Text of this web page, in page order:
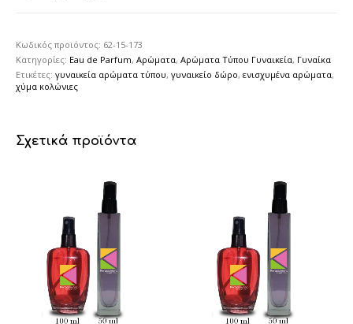
Κωδικός προϊόντος: 62-15-173
Κατηγορίες: Eau de Parfum,Αρώματα,Αρώματα Τύπου Γυναικεία, Γυναίκα
Ετικέτες:γυναικεία αρώματα τύπου,γυναικείο δώρο,ενισχυμένα αρώματα,
χύμα κολώνιες
Σχετικά προϊόντα